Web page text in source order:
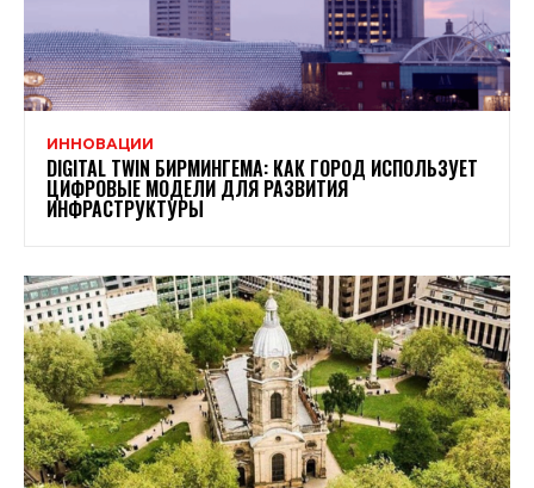
ИННОВАЦИИ
DIGITAL TWIN БИРМИНГЕМА: КАК ГОРОД ИСПОЛЬЗУЕТ
ЦИФРОВЫЕ МОДЕЛИ ДЛЯ РАЗВИТИЯ
ИНФРАСТРУКТУРЫ